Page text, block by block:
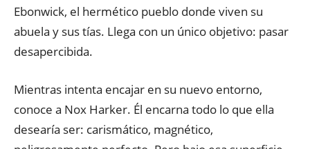
Ebonwick, el hermético pueblo donde viven su
abuela y sus tías. Llega con un único objetivo: pasar
desapercibida.
Mientras intenta encajar en su nuevo entorno,
conoce a Nox Harker. Él encarna todo lo que ella
desearía ser: carismático, magnético,